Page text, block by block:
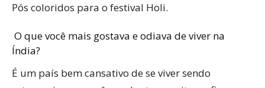
Pós coloridos para o festival Holi.
O que você mais gostava e odiava de viver na
Índia?
É um país bem cansativo de se viver sendo